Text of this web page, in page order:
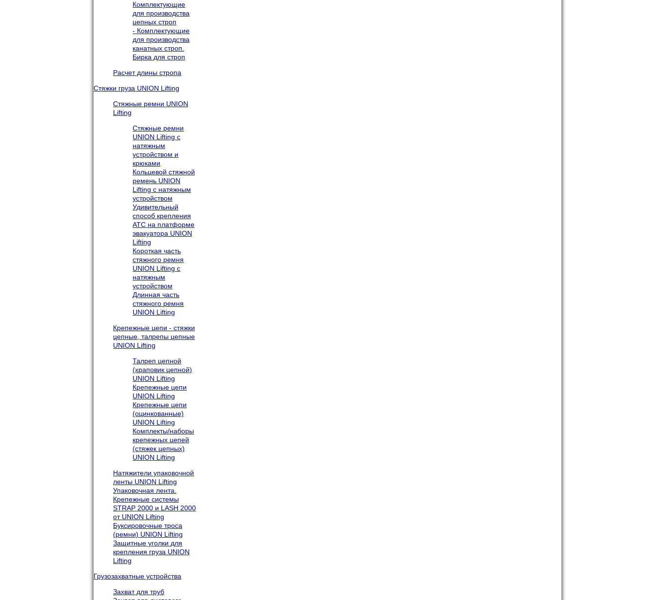
Комплектующие
для производства
цепных строп
- Комплектующие
для производства
канатных строп.
Бирка для строп
Расчет длины стропа
Стяжки груза UNION Lifting
Стяжные ремни UNION
Lifting
Стяжные ремни
UNION Lifting с
натяжным
устройством и
крюками
Кольцевой стяжной
ремень UNION
Lifting с натяжным
устройством
Удивительный
способ крепления
АТС на платформе
эвакуатора UNION
Lifting
Короткая часть
стяжного ремня
UNION Lifting с
натяжным
устройством
Длинная часть
стяжного ремня
UNION Lifting
Крепежные цепи - стяжки
цепные, талрепы цепные
UNION Lifting
Талреп цепной
(храповик цепной)
UNION Lifting
Крепежные цепи
UNION Lifting
Крепежные цепи
(оцинкованные)
UNION Lifting
Комплекты/наборы
крепежных цепей
(стяжек цепных)
UNION Lifting
Натяжители упаковочной
ленты UNION Lifting
Упаковочная лента.
Крепежные системы
STRAP 2000 и LASH 2000
от UNION Lifting
Буксировочные троса
(ремни) UNION Lifting
Защитные уголки для
крепления груза UNION
Lifting
Грузозахватные устройства
Захват для труб